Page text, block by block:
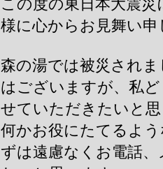
この度の東日本大震
様に心からお見舞い
森の湯では被災され
はございますが、私
せていただきたいと
何かお役にたてるよ
ずは遠慮なくお電話